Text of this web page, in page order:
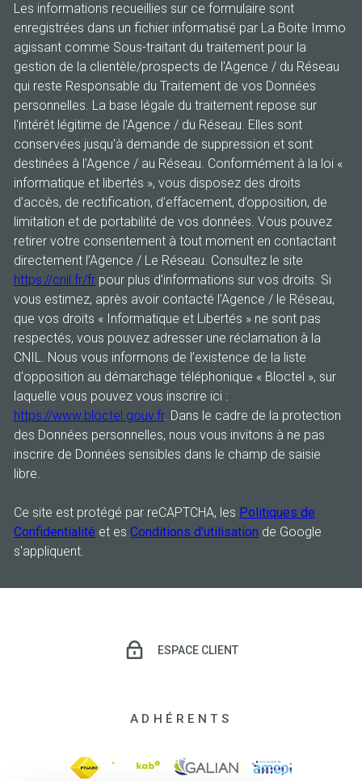
Les informations recueillies sur ce formulaire sont
enregistrées dans un fichier informatisé par La Boite Immo
agissant comme Sous-traitant du traitement pour la
gestion de la clientèle/prospects de l'Agence / du Réseau
qui reste Responsable du Traitement de vos Données
personnelles. La base légale du traitement repose sur
l'intérêt légitime de l'Agence / du Réseau. Elles sont
conservées jusqu'à demande de suppression et sont
destinées à l'Agence / au Réseau. Conformément à la loi «
informatique et libertés », vous disposez des droits
d’accès, de rectification, d’effacement, d’opposition, de
limitation et de portabilité de vos données. Vous pouvez
retirer votre consentement à tout moment en contactant
directement l’Agence / Le Réseau. Consultez le site
https://cnil.fr/fr pour plus d’informations sur vos droits. Si
vous estimez, après avoir contacté l'Agence / le Réseau,
que vos droits « Informatique et Libertés » ne sont pas
respectés, vous pouvez adresser une réclamation à la
CNIL. Nous vous informons de l’existence de la liste
d'opposition au démarchage téléphonique « Bloctel », sur
laquelle vous pouvez vous inscrire ici :
https://www.bloctel.gouv.fr. Dans le cadre de la protection
des Données personnelles, nous vous invitons à ne pas
inscrire de Données sensibles dans le champ de saisie
libre.
Ce site est protégé par reCAPTCHA, les Politiques de
Confidentialité et es Conditions d'utilisation de Google
s'appliquent.
ESPACE CLIENT
ADHÉRENTS